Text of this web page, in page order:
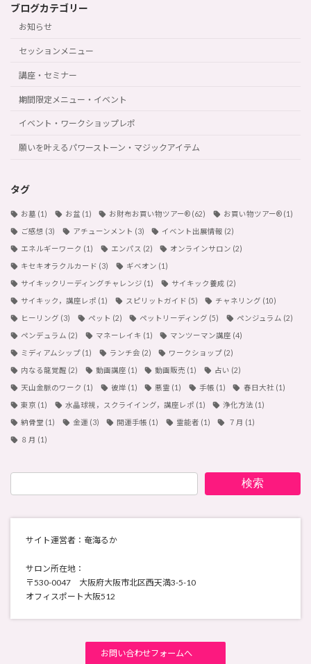
ブログカテゴリー
お知らせ
セッションメニュー
講座・セミナー
期間限定メニュー・イベント
イベント・ワークショップレポ
願いを叶えるパワーストーン・マジックアイテム
タグ
お墓 (1) お盆 (1) お財布お買い物ツアー®︎ (62) お買い物ツアー®︎(1)
ご感想 (3) アチューンメント (3) イベント出展情報 (2)
エネルギーワーク (1) エンパス (2) オンラインサロン (2)
キセキオラクルカード (3) ギベオン (1)
サイキックリーディングチャレンジ (1) サイキック養成 (2)
サイキック，講座レポ (1) スピリットガイド (5) チャネリング (10)
ヒーリング (3) ペット (2) ペットリーディング (5) ペンジュラム (2)
ペンデュラム (2) マネーレイキ (1) マンツーマン講座 (4)
ミディアムシップ (1) ランチ会 (2) ワークショップ (2)
内なる龍覚醒 (2) 動画講座 (1) 動画販売 (1) 占い (2)
天山金脈のワーク (1) 彼岸 (1) 悪霊 (1) 手帳 (1) 春日大社 (1)
東京 (1) 水晶球視，スクライイング，講座レポ (1) 浄化方法 (1)
納骨堂 (1) 金運 (3) 開運手帳 (1) 霊能者 (1) ７月 (1)
８月 (1)
検索
サイト運営者：奄海るか
サロン所在地：
〒530-0047 大阪府大阪市北区西天満3-5-10
オフィスポート大阪512
お問い合わせフォームへ